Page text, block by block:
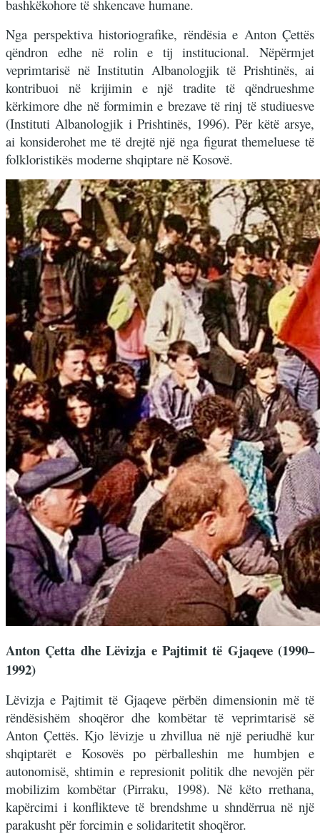
bashkëkohore të shkencave humane.
Nga perspektiva historiografike, rëndësia e Anton Çettës
qëndron edhe në rolin e tij institucional. Nëpërmjet
veprimtarisë në Institutin Albanologjik të Prishtinës, ai
kontribuoi në krijimin e një tradite të qëndrueshme
kërkimore dhe në formimin e brezave të rinj të studiuesve
(Instituti Albanologjik i Prishtinës, 1996). Për këtë arsye,
ai konsiderohet me të drejtë një nga figurat themeluese të
folkloristikës moderne shqiptare në Kosovë.
Anton Çetta dhe Lëvizja e Pajtimit të Gjaqeve (1990–
1992)
Lëvizja e Pajtimit të Gjaqeve përbën dimensionin më të
rëndësishëm shoqëror dhe kombëtar të veprimtarisë së
Anton Çettës. Kjo lëvizje u zhvillua në një periudhë kur
shqiptarët e Kosovës po përballeshin me humbjen e
autonomisë, shtimin e represionit politik dhe nevojën për
mobilizim kombëtar (Pirraku, 1998). Në këto rrethana,
kapërcimi i konflikteve të brendshme u shndërrua në një
parakusht për forcimin e solidaritetit shoqëror.